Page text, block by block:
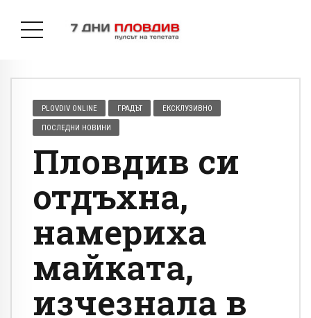
PLOVDIV ONLINE ГРАДЪТ ЕКСКЛУЗИВНО
ПОСЛЕДНИ НОВИНИ
Пловдив си
отдъхна,
намериха
майката,
изчезнала в